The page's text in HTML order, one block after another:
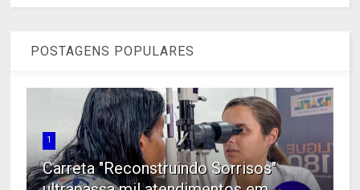
POSTAGENS POPULARES
1
Carreta "Reconstruindo Sorrisos"